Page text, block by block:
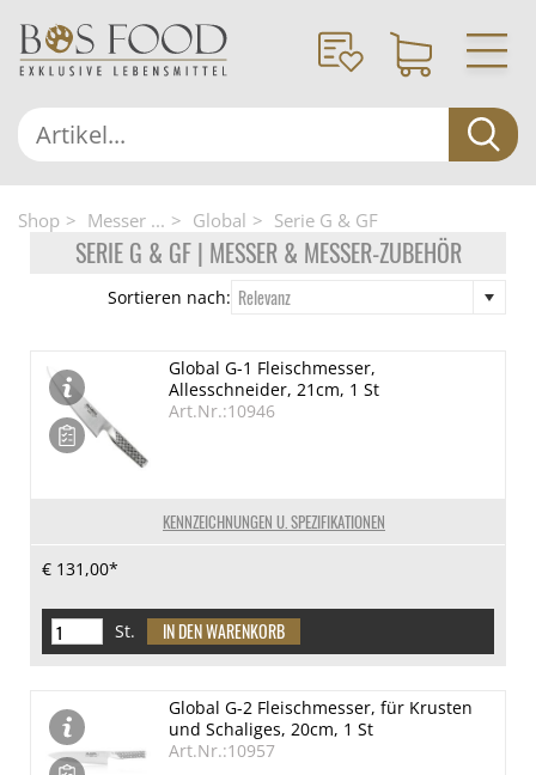
Shop Messer ... Global Serie G & GF
SERIE G & GF | MESSER & MESSER-ZUBEHÖR
Sortieren nach: Relevanz
KENNZEICHNUNGEN U. SPEZIFIKATIONEN
Global G-1 Fleischmesser,
Allesschneider, 21cm, 1 St
Art.Nr.:10946
€ 131,00*
St.
Global G-2 Fleischmesser, für Krusten
und Schaliges, 20cm, 1 St
Art.Nr.:10957